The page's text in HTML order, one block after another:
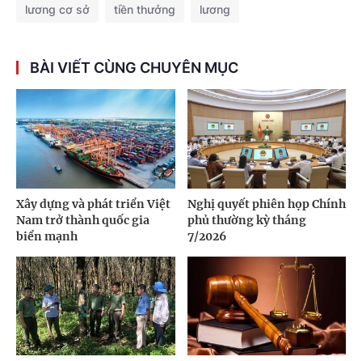
lương cơ sở tiền thưởng lương
BÀI VIẾT CÙNG CHUYÊN MỤC
Xây dựng và phát triển Việt
Nam trở thành quốc gia
biển mạnh
Nghị quyết phiên họp Chính
phủ thường kỳ tháng
7/2026